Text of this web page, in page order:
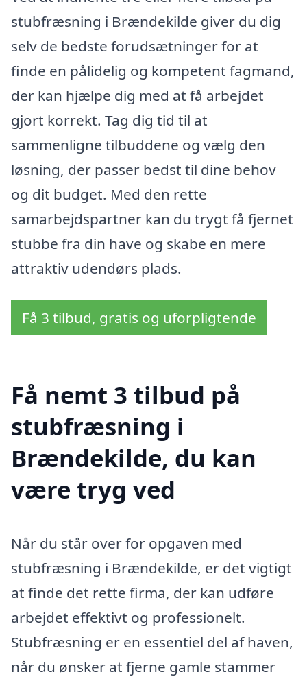
stubfræsning i Brændekilde giver du dig
selv de bedste forudsætninger for at
finde en pålidelig og kompetent fagmand,
der kan hjælpe dig med at få arbejdet
gjort korrekt. Tag dig tid til at
sammenligne tilbuddene og vælg den
løsning, der passer bedst til dine behov
og dit budget. Med den rette
samarbejdspartner kan du trygt få fjernet
stubbe fra din have og skabe en mere
attraktiv udendørs plads.
Få 3 tilbud, gratis og uforpligtende
Få nemt 3 tilbud på
stubfræsning i
Brændekilde, du kan
være tryg ved
Når du står over for opgaven med
stubfræsning i Brændekilde, er det vigtigt
at finde det rette firma, der kan udføre
arbejdet effektivt og professionelt.
Stubfræsning er en essentiel del af haven,
når du ønsker at fjerne gamle stammer